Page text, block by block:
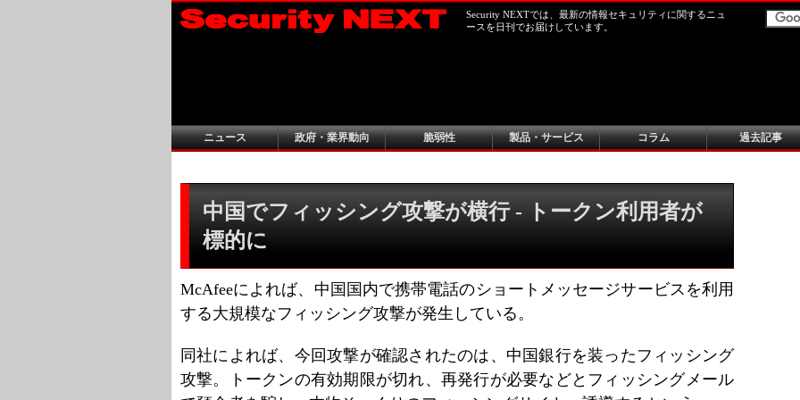
Security NEXTでは、最新の情報セキュリティに関するニュ
ースを日刊でお届けしています。
ニュース 政府・業界動向 脆弱性 製品・サービス コラム 過去記事
中国でフィッシング攻撃が横行 - トークン利用者が
標的に
McAfeeによれば、中国国内で携帯電話のショートメッセージサービスを利用
する大規模なフィッシング攻撃が発生している。
同社によれば、今回攻撃が確認されたのは、中国銀行を装ったフィッシング
攻撃。トークンの有効期限が切れ、再発行が必要などとフィッシングメール